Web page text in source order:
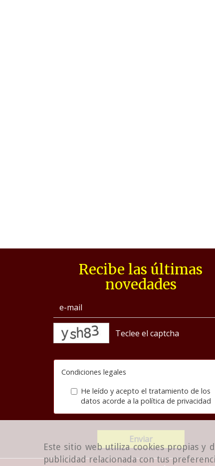
Este sitio web utiliza cookies propias y
publicidad relacionada con tus
Recibe las últimas
novedades
Condiciones legales
He leído y acepto el tratamiento de los
datos acorde a la política de privacidad
Enviar